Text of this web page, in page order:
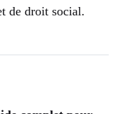
de droit social.